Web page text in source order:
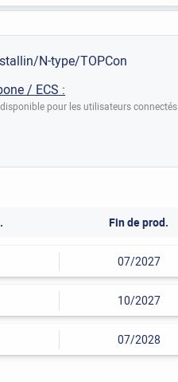
N-type/TOPCon
/ ECS :
pour les utilisateurs connectés
Fin de prod.
07/2027
10/2027
07/2028